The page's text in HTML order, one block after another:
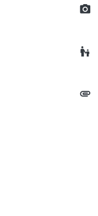
camera_alt
escalator_warning
attachment